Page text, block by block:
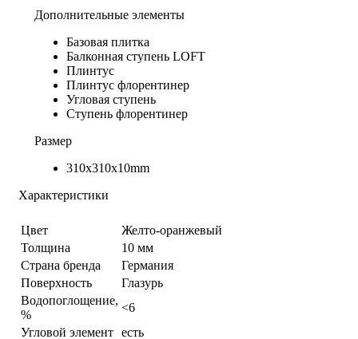
Дополнительные элементы
Базовая плитка
Балконная ступень LOFT
Плинтус
Плинтус флорентинер
Угловая ступень
Ступень флорентинер
Размер
310х310х10mm
Характеристики
Цвет
Желто-оранжевый
Толщина
10 мм
Страна бренда
Германия
Поверхность
Глазурь
Водопоглощение,
%
<6
Угловой элемент есть